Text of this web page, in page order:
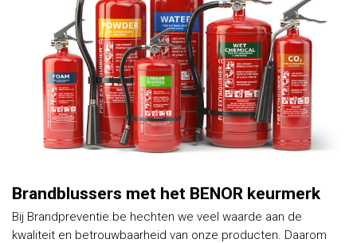
Brandblussers met het BENOR keurmerk
Bij Brandpreventie.be hechten we veel waarde aan de
kwaliteit en betrouwbaarheid van onze producten. Daarom